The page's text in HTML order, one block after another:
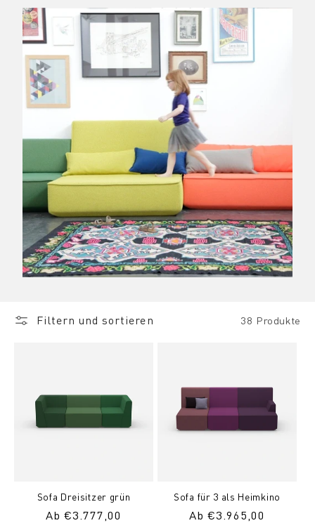
Filtern und sortieren 38 Produkte
Sofa Dreisitzer grün
Normaler
Ab €3.777,00
Sofa für 3 als Heimkino
Normaler
Ab €3.965,00